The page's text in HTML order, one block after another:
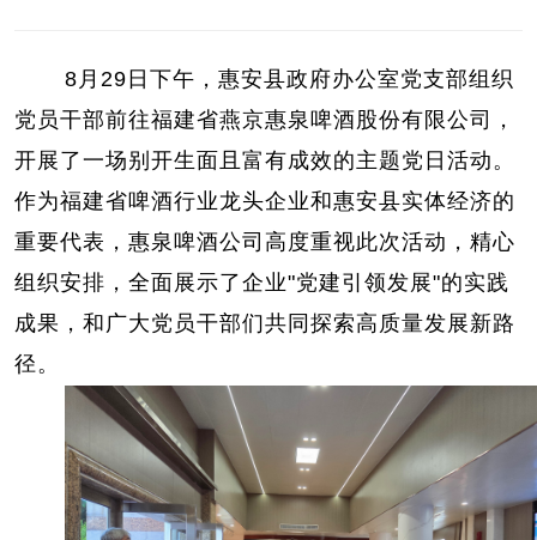
8月29日下午，惠安县政府办公室党支部组织
党员干部前往福建省燕京惠泉啤酒股份有限公司，
开展了一场别开生面且富有成效的主题党日活动。
作为福建省啤酒行业龙头企业和惠安县实体经济的
重要代表，惠泉啤酒公司高度重视此次活动 ，精心
组织安排，全面展示了企业"党建引领发展"的实践
成果，和广大党员干部们共同探索高质量发展新路
径。